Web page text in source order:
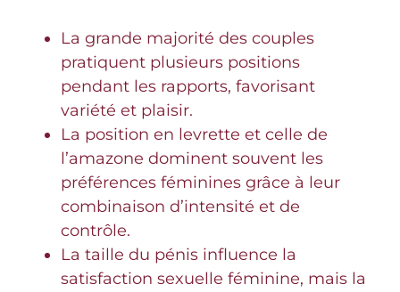
La grande majorité des couples
pratiquent plusieurs positions
pendant les rapports, favorisant
variété et plaisir.
La position en levrette et celle de
l’amazone dominent souvent les
préférences féminines grâce à leur
combinaison d’intensité et de
contrôle.
La taille du pénis influence la
satisfaction sexuelle féminine, mais la